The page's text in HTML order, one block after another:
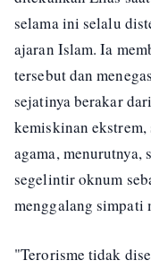
selama ini selalu
ajaran Islam. Ia
tersebut dan
sejatinya berakar
kemiskinan
agama,
segelintir oknum
menggalang simpati
"Terorisme tidak